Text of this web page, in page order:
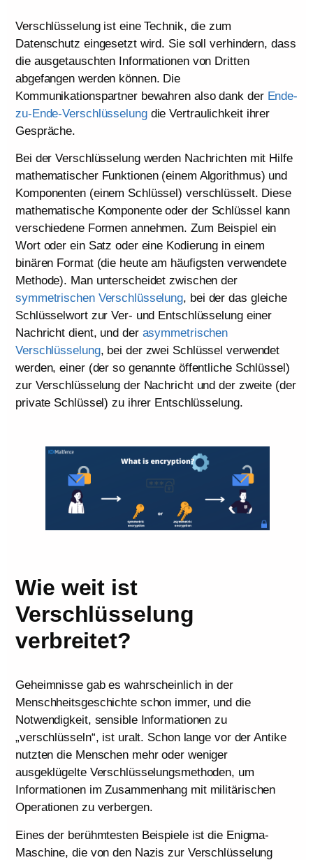
Verschlüsselung ist eine Technik, die zum
Datenschutz eingesetzt wird. Sie soll verhindern, dass
die ausgetauschten Informationen von Dritten
abgefangen werden können. Die
Kommunikationspartner bewahren also dank der Ende-
zu-Ende-Verschlüsselungdie Vertraulichkeit ihrer
Gespräche.
Bei der Verschlüsselung werden Nachrichten mit Hilfe
mathematischer Funktionen (einem Algorithmus) und
Komponenten (einem Schlüssel) verschlüsselt. Diese
mathematische Komponente oder der Schlüssel kann
verschiedene Formen annehmen. Zum Beispiel ein
Wort oder ein Satz oder eine Kodierung in einem
binären Format (die heute am häufigsten verwendete
Methode). Man unterscheidet zwischen der
symmetrischen Verschlüsselung, bei der das gleiche
Schlüsselwort zur Ver- und Entschlüsselung einer
Nachricht dient, und der asymmetrischen
Verschlüsselung, bei der zwei Schlüssel verwendet
werden, einer (der so genannte öffentliche Schlüssel)
zur Verschlüsselung der Nachricht und der zweite (der
private Schlüssel) zu ihrer Entschlüsselung.
Wie weit ist
Verschlüsselung
verbreitet?
Geheimnisse gab es wahrscheinlich in der
Menschheitsgeschichte schon immer, und die
Notwendigkeit, sensible Informationen zu
„verschlüsseln“, ist uralt. Schon lange vor der Antike
nutzten die Menschen mehr oder weniger
ausgeklügelte Verschlüsselungsmethoden, um
Informationen im Zusammenhang mit militärischen
Operationen zu verbergen.
Eines der berühmtesten Beispiele ist die Enigma-
Maschine, die von den Nazis zur Verschlüsselung